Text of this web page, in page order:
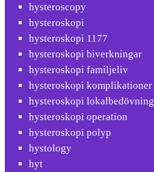
hysteroscopy
hysteroskopi
hysteroskopi 1177
hysteroskopi biverkningar
hysteroskopi familjeliv
hysteroskopi komplikationer
hysteroskopi lokalbedövning
hysteroskopi operation
hysteroskopi polyp
hystology
hyt